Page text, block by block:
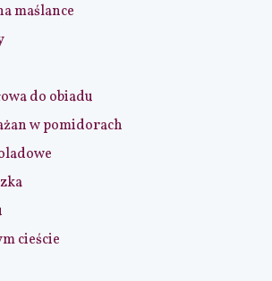
maślance
do obiadu
w pomidorach
cieście